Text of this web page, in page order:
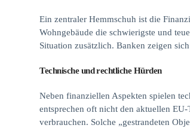
Ein zentraler Hemmschuh ist die
Wohngebäude die schwierigste und
Situation zusätzlich. Banken zeigen
Technische und rechtliche Hürden
Neben finanziellen Aspekten spielen
entsprechen oft nicht den aktuellen
verbrauchen. Solche „gestrandeten